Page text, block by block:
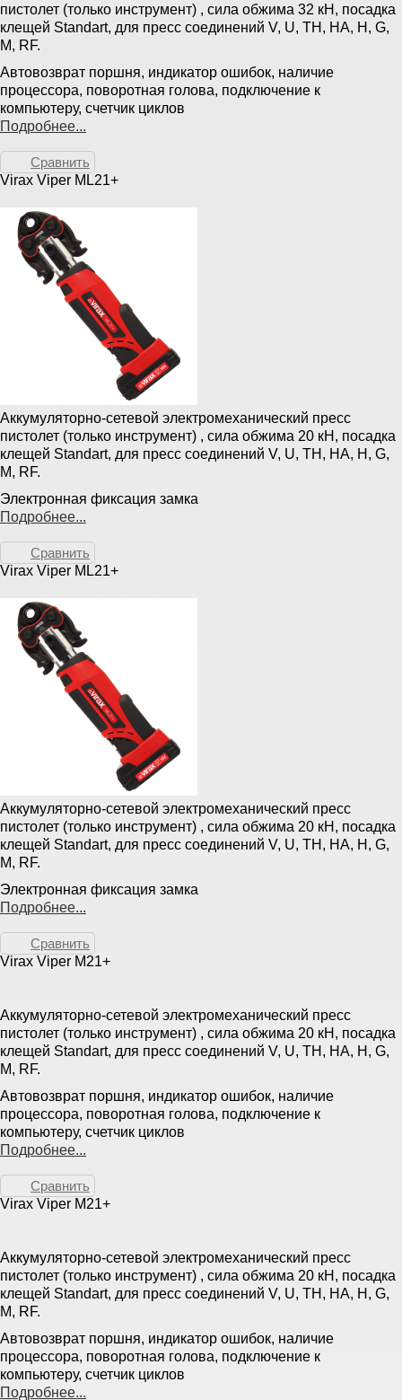
пистолет (только инструмент) , сила обжима 32 кН, посадка
клещей Standart, для пресс соединений V, U, TH, HA, H, G,
M, RF.
Автовозврат поршня, индикатор ошибок, наличие
процессора, поворотная голова, подключение к
компьютеру, счетчик циклов
Подробнее...
Сравнить
Virax Viper ML21+
Аккумуляторно-сетевой электромеханический пресс
пистолет (только инструмент) , сила обжима 20 кН, посадка
клещей Standart, для пресс соединений V, U, TH, HA, H, G,
M, RF.
Электронная фиксация замка
Подробнее...
Сравнить
Virax Viper ML21+
Аккумуляторно-сетевой электромеханический пресс
пистолет (только инструмент) , сила обжима 20 кН, посадка
клещей Standart, для пресс соединений V, U, TH, HA, H, G,
M, RF.
Электронная фиксация замка
Подробнее...
Сравнить
Virax Viper M21+
Аккумуляторно-сетевой электромеханический пресс
пистолет (только инструмент) , сила обжима 20 кН, посадка
клещей Standart, для пресс соединений V, U, TH, HA, H, G,
M, RF.
Автовозврат поршня, индикатор ошибок, наличие
процессора, поворотная голова, подключение к
компьютеру, счетчик циклов
Подробнее...
Сравнить
Virax Viper M21+
Аккумуляторно-сетевой электромеханический пресс
пистолет (только инструмент) , сила обжима 20 кН, посадка
клещей Standart, для пресс соединений V, U, TH, HA, H, G,
M, RF.
Автовозврат поршня, индикатор ошибок, наличие
процессора, поворотная голова, подключение к
компьютеру, счетчик циклов
Подробнее...